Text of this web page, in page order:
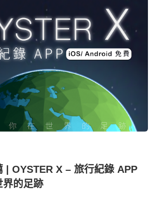
| OYSTER X – 旅行紀錄 APP
界的足跡